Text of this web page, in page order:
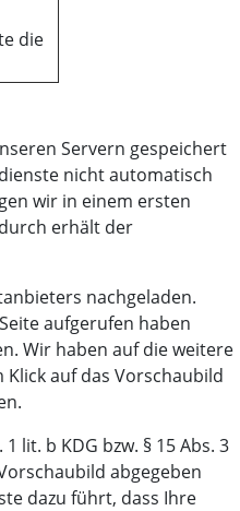
die
Servern gespeichert
nicht automatisch
wir in einem ersten
erhält der
nachgeladen.
aufgerufen haben
Wir haben auf die weitere
auf das Vorschaubild
lit. b KDG bzw. § 15 Abs. 3
abgegeben
dazu führt, dass Ihre